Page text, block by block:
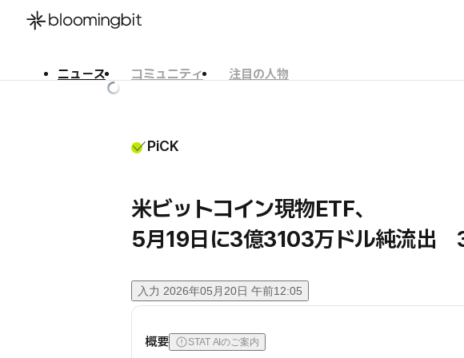
ニュース コミュニティ
注目の人物
PiCK
米ビットコイン現物ETF、
5月19日に3億3103万ドル純流出
入力 2026年05月20日 午前12:05
概要 STAT AIのご案内